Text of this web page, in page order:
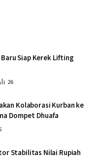
Siap Kerek Lifting
26
Kolaborasi Kurban ke
Dompet Dhuafa
Stabilitas Nilai Rupiah